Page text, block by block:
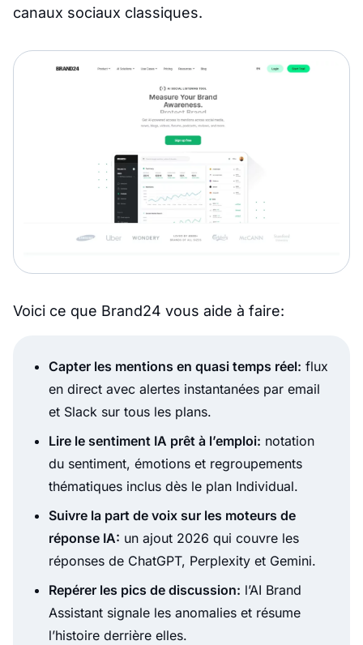
canaux sociaux classiques.
Voici ce que Brand24 vous aide à faire:
Capter les mentions en quasi temps réel: flux
en direct avec alertes instantanées par email
et Slack sur tous les plans.
Lire le sentiment IA prêt à l’emploi: notation
du sentiment, émotions et regroupements
thématiques inclus dès le plan Individual.
Suivre la part de voix sur les moteurs de
réponse IA: un ajout 2026 qui couvre les
réponses de ChatGPT, Perplexity et Gemini.
Repérer les pics de discussion: l’AI Brand
Assistant signale les anomalies et résume
l’histoire derrière elles.